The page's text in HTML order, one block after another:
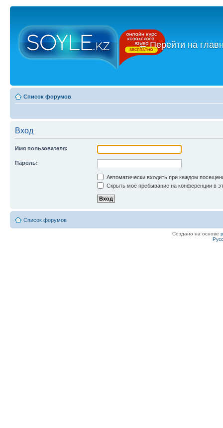
←Перейти на
Список форумов
Вход
Имя пользователя:
Пароль:
Автоматически входить при каждом
Скрыть моё пребывание на конференции в
Список форумов
Создано на основе